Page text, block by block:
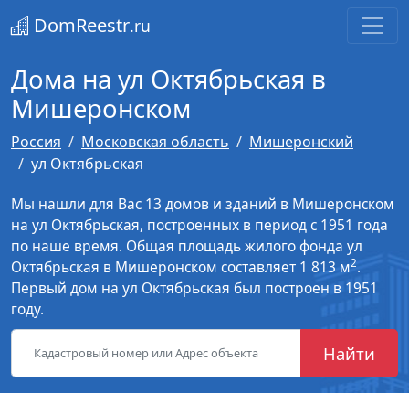
DomReestr.ru
Дома на ул Октябрьская в
Мишеронском
Россия Московская область
Мишеронский
ул Октябрьская
Мы нашли для Вас 13 домов и зданий в Мишеронском
на ул Октябрьская, построенных в период с 1951 года
по наше время. Общая площадь жилого фонда ул
Октябрьская в Мишеронском составляет 1 813 м2.
Первый дом на ул Октябрьская был построен в 1951
году.
Найти